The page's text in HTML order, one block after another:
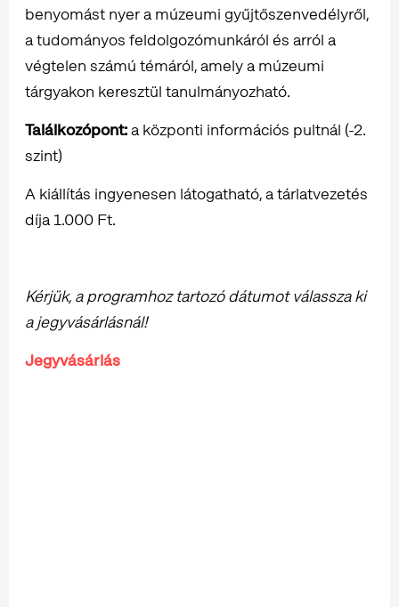
benyomást nyer a múzeumi gyűjtőszenvedélyről,
a tudományos feldolgozómunkáról és arról a
végtelen számú témáról, amely a múzeumi
tárgyakon keresztül tanulmányozható.
Találkozópont:a központi információs pultnál (-2.
szint)
A kiállítás ingyenesen látogatható, a tárlatvezetés
díja 1.000 Ft.
Kérjük, a programhoz tartozó dátumot válassza ki
a jegyvásárlásnál!
Jegyvásárlás